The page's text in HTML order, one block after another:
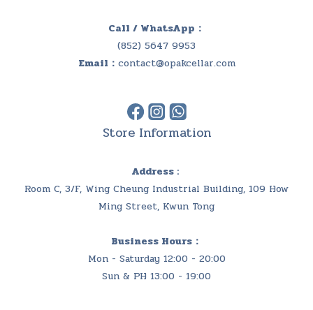
Call / WhatsApp：
(852) 5647 9953
Email： contact@opakcellar.com
Store Information
Address :
Room C, 3/F, Wing Cheung Industrial Building, 109 How
Ming Street, Kwun Tong
Business Hours：
Mon - Saturday 12:00 - 20:00
Sun & PH 13:00 - 19:00